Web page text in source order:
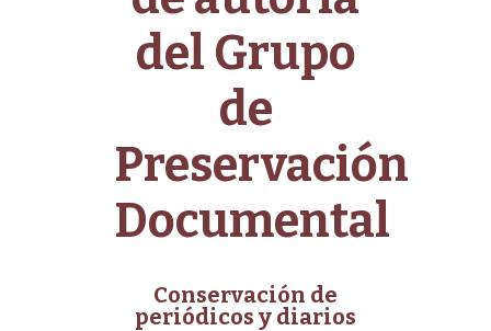
del Grupo
de
Preservación
Documental
Conservación de
periódicos y diarios